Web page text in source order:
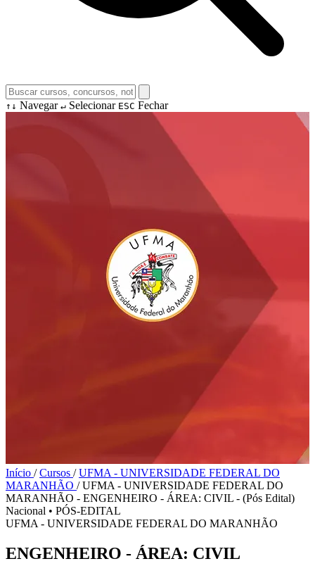
↑↓ Navegar ↵ Selecionar ESC Fechar
Início / Cursos / UFMA - UNIVERSIDADE FEDERAL DO
MARANHÃO / UFMA - UNIVERSIDADE FEDERAL DO
MARANHÃO - ENGENHEIRO - ÁREA: CIVIL - (Pós Edital)
Nacional • PÓS-EDITAL
UFMA - UNIVERSIDADE FEDERAL DO MARANHÃO
ENGENHEIRO - ÁREA: CIVIL